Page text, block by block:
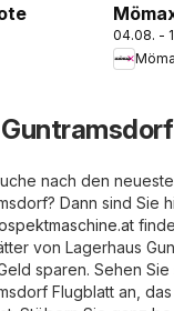
04.08. -
nach den
Dann sind Sie
von Lagerhaus
sparen. Sehen
Flugblatt an,